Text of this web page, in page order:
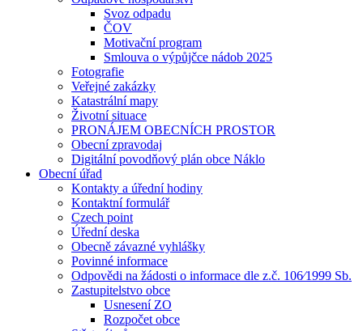
Svoz odpadu
ČOV
Motivační program
Smlouva o výpůjčce nádob 2025
Fotografie
Veřejné zakázky
Katastrální mapy
Životní situace
PRONÁJEM OBECNÍCH PROSTOR
Obecní zpravodaj
Digitální povodňový plán obce Náklo
Obecní úřad
Kontakty a úřední hodiny
Kontaktní formulář
Czech point
Úřední deska
Obecně závazné vyhlášky
Povinné informace
Odpovědi na žádosti o informace dle z.č. 106⁄1999 Sb.
Zastupitelstvo obce
Usnesení ZO
Rozpočet obce